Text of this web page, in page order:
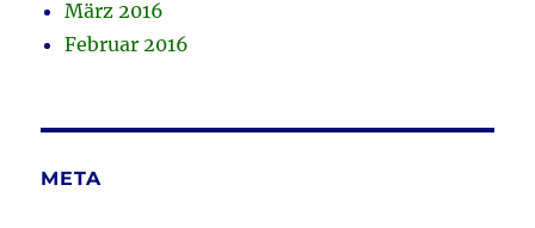
März 2016
Februar 2016
META